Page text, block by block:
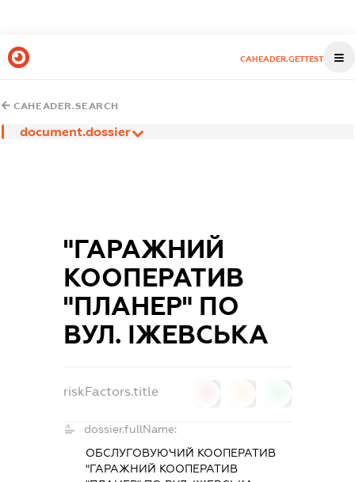
CAHEADER.GETTEST
CAHEADER.SEARCH
document.dossier
"ГАРАЖНИЙ
КООПЕРАТИВ
"ПЛАНЕР" ПО
ВУЛ. ІЖЕВСЬКА
riskFactors.title
dossier.fullName:
ОБСЛУГОВУЮЧИЙ КООПЕРАТИВ
"ГАРАЖНИЙ КООПЕРАТИВ